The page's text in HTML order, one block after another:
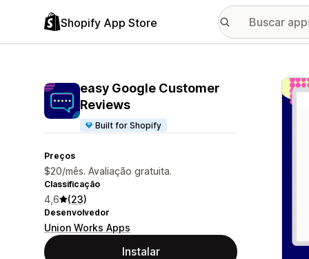
Shopify App Store
easy Google Customer
Reviews
Built for Shopify
Preços
$20/mês. Avaliação gratuita.
Classificação
4,6 (23)
Desenvolvedor
Union Works Apps
Instalar